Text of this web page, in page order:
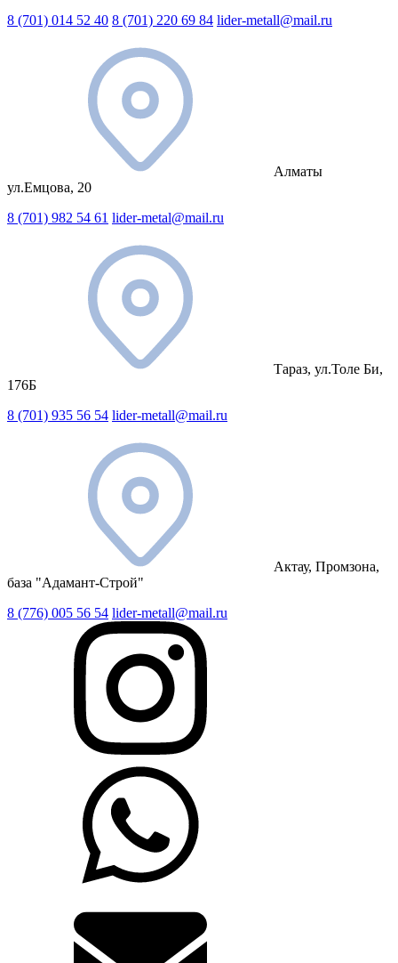
8 (701) 014 52 40 8 (701) 220 69 84 lider-metall@mail.ru
Алматы
ул.Емцова, 20
8 (701) 982 54 61 lider-metal@mail.ru
Тараз, ул.Толе Би,
176Б
8 (701) 935 56 54 lider-metall@mail.ru
Актау, Промзона,
база "Адамант-Строй"
8 (776) 005 56 54 lider-metall@mail.ru